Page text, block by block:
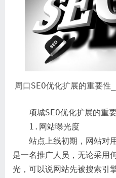
周口SEO优化扩展的重要性
项城SEO优化扩展的重
1.网站曝光度
站点上线初期，网站对用
是一名推广人员，无论采用
光，可以说网站先被搜索引